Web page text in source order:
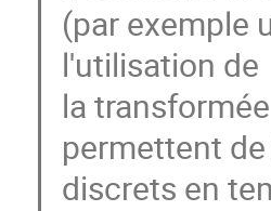
(par exemple
l'utilisation de
la
permettent
discrets en